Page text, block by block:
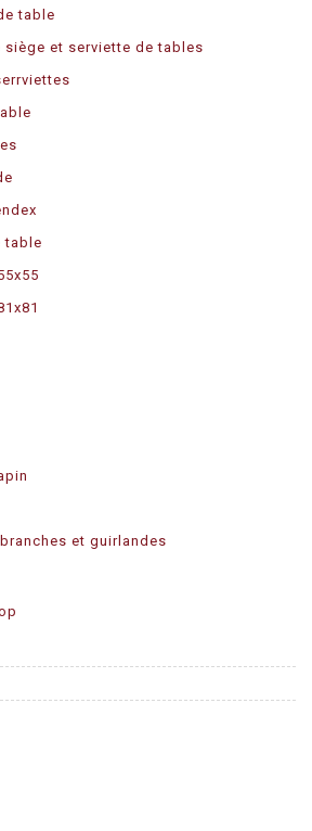
table
siège et serviette de tables
table
et guirlandes